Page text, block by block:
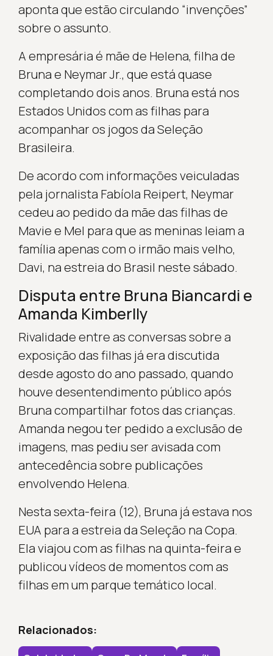
aponta que estão circulando “invenções”
sobre o assunto.
A empresária é mãe de Helena, filha de
Bruna e Neymar Jr., que está quase
completando dois anos. Bruna está nos
Estados Unidos com as filhas para
acompanhar os jogos da Seleção
Brasileira.
De acordo com informações veiculadas
pela jornalista Fabíola Reipert, Neymar
cedeu ao pedido da mãe das filhas de
Mavie e Mel para que as meninas leiam a
família apenas com o irmão mais velho,
Davi, na estreia do Brasil neste sábado.
Disputa entre Bruna Biancardi e
Amanda Kimberlly
Rivalidade entre as conversas sobre a
exposição das filhas já era discutida
desde agosto do ano passado, quando
houve desentendimento público após
Bruna compartilhar fotos das crianças.
Amanda negou ter pedido a exclusão de
imagens, mas pediu ser avisada com
antecedência sobre publicações
envolvendo Helena.
Nesta sexta-feira (12), Bruna já estava nos
EUA para a estreia da Seleção na Copa.
Ela viajou com as filhas na quinta-feira e
publicou vídeos de momentos com as
filhas em um parque temático local.
Relacionados: